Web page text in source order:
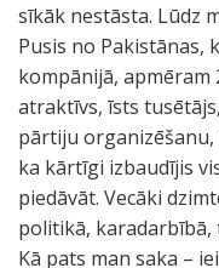
sīkāk nestāsta. Lūdz
Pusis no Pakistānas,
kompānijā, apmēram
atraktīvs, īsts
pārtiju
ka kārtīgi izbaudījis
piedāvāt. Vecāki
politikā, karadarbībā,
Kā pats man saka –